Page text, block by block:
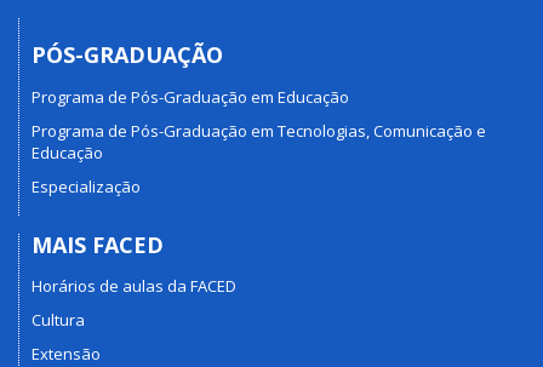
PÓS-GRADUAÇÃO
Programa de Pós-Graduação em Educação
Programa de Pós-Graduação em Tecnologias, Comunicação e
Educação
Especialização
MAIS FACED
Horários de aulas da FACED
Cultura
Extensão